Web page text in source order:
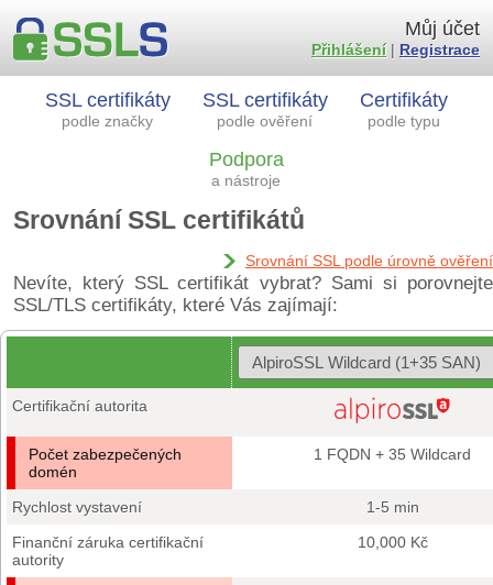
SSL certifikáty
podle značky
SSL certifikáty
podle ověření
Certifikáty
podle typu
Podpora
a nástroje
Můj účet
Přihlášení| Registrace
Srovnání SSL certifikátů
Srovnání SSL podle úrovně ověření
Nevíte, který SSL certifikát vybrat? Sami si porovnejte
SSL/TLS certifikáty, které Vás zajímají:
Certifikační autorita
Počet zabezpečených
domén
1 FQDN + 35 Wildcard
Rychlost vystavení
1-5 min
Finanční záruka certifikační
autority
10,000 Kč